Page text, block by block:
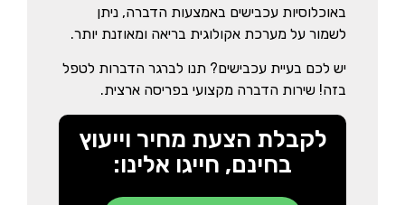
באוכלוסיות עכבישים באמצעות הדברה, ניתן
לשמור על מערכת אקולוגית בריאה ומאוזנת יותר.
יש לכם בעיית עכבישים? תנו לברגר הדברות לטפל
בזה! שירות הדברה מקצועי בפריסה ארצית.
לקבלת הצעת מחיר וייעוץ
בחינם, חייגו אלינו: